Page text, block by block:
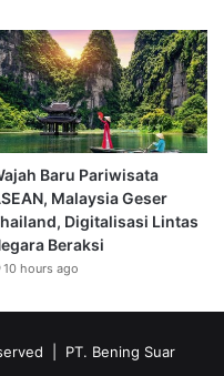
Baru Pariwisata
Malaysia Geser
Digitalisasi Lintas
Beraksi
10 hours ago
| PT. Bening Suar